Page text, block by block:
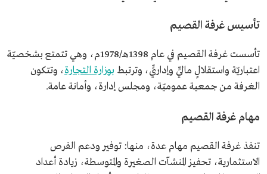
تأسيس غرفة القصيم
تأسست غرفة القصيم في عام 1398هـ/1978م، وهي تتمتع بشخصيّة
اعتباريّة واستقلالٍ ماليٍّ وإداريٍّ، وترتبط بوزارة التجارة، وتتكون
الغرفة من جمعية عموميّة، ومجلس إدارة، وأمانة عامة.
مهام غرفة القصيم
تنفذ غرفة القصيم مهام عدة، منها: توفير ودعم الفرص
الاستثمارية، تحفيز المنشآت الصغيرة والمتوسطة، زيادة أعداد